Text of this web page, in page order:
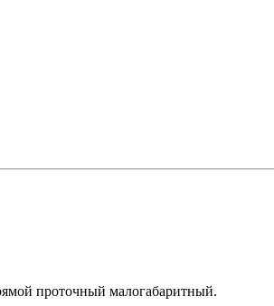
проточный малогабаритный.